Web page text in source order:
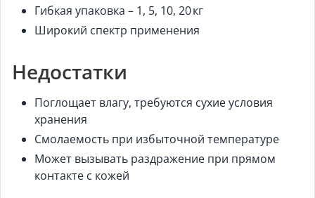
Гибкая упаковка – 1, 5, 10, 20 кг
Широкий спектр применения
Недостатки
Поглощает влагу, требуются сухие условия
хранения
Смолаемость при избыточной температуре
Может вызывать раздражение при прямом
контакте с кожей